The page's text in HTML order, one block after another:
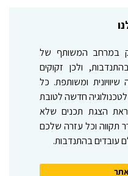
במרחב המשותף של
ולכן זקוקים
ומשותפת. כל
חדשה לטובת
הצגת תכנים שלא
תקווה וכל עזרה שלכם
עובדים בהתנדבות.